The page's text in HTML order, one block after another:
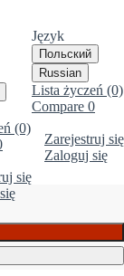
Język
Польский
Russian
Lista życzeń (0)
Compare 0
Zarejestruj się
Zaloguj się
(0)
się